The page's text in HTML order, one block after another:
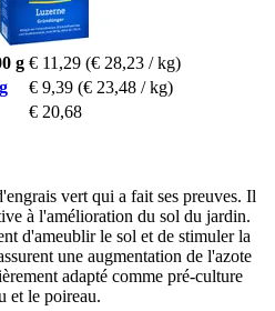
g € 11,29 (€ 28,23 / kg)
€ 9,39 (€ 23,48 / kg)
€ 20,68
vert qui a fait ses preuves. Il
à l'amélioration du sol du jardin.
d'ameublir le sol et de stimuler la
une augmentation de l'azote
adapté comme pré-culture
et le poireau.